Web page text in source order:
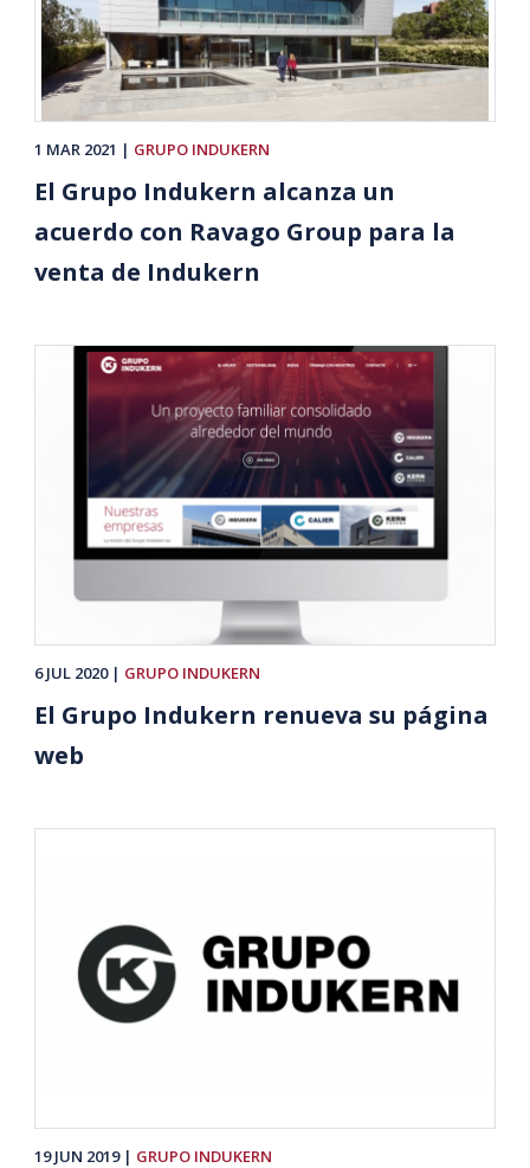
1 MAR 2021 GRUPO INDUKERN
El Grupo Indukern alcanza un
acuerdo con Ravago Group para la
venta de Indukern
6 JUL 2020 GRUPO INDUKERN
El Grupo Indukern renueva su página
web
19 JUN 2019 GRUPO INDUKERN